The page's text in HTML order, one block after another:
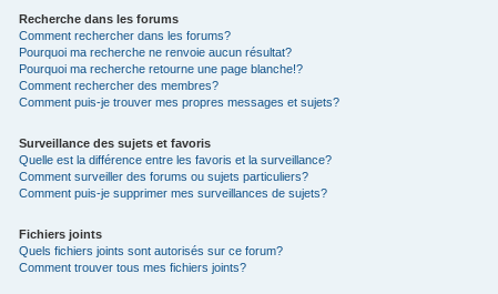
Recherche dans les forums
Comment rechercher dans les forums?
Pourquoi ma recherche ne renvoie aucun résultat?
Pourquoi ma recherche retourne une page blanche!?
Comment rechercher des membres?
Comment puis-je trouver mes propres messages et sujets?
Surveillance des sujets et favoris
Quelle est la différence entre les favoris et la surveillance?
Comment surveiller des forums ou sujets particuliers?
Comment puis-je supprimer mes surveillances de sujets?
Fichiers joints
Quels fichiers joints sont autorisés sur ce forum?
Comment trouver tous mes fichiers joints?